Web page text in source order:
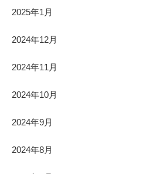
2025年1月
2024年12月
2024年11月
2024年10月
2024年9月
2024年8月